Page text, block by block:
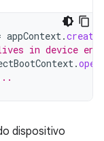
appContext.
in device
.
dispositivo